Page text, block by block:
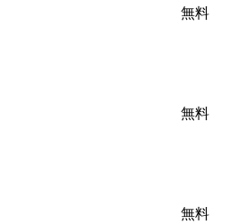
無料
無料
無料